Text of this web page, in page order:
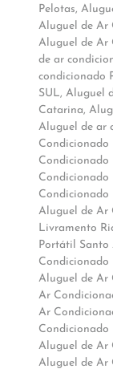
Pelotas,
Aluguel de Ar
Aluguel de Ar
de ar
condicionado
SUL, Aluguel
Catarina,
Aluguel de ar
Condicionado
Condicionado
Condicionado
Aluguel de Ar
Livramento
Portátil Santo
Condicionado
Aluguel de Ar
Ar
Ar
Condicionado
Aluguel de Ar
Aluguel de Ar